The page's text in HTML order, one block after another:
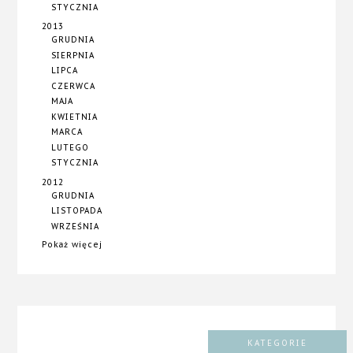
STYCZNIA
2013
GRUDNIA
SIERPNIA
LIPCA
CZERWCA
MAJA
KWIETNIA
MARCA
LUTEGO
STYCZNIA
2012
GRUDNIA
LISTOPADA
WRZEŚNIA
Pokaż więcej
KATEGORIE